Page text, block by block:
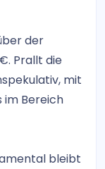
der
Prallt die
mit
im Bereich
bleibt